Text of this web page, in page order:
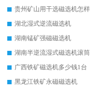
湖北湿式逆流磁选机
湖南锰矿强磁磁选机
湖南半逆流湿式磁选机滚筒
广西铁矿磁选机多少钱1台
黑龙江铁矿永磁磁选机